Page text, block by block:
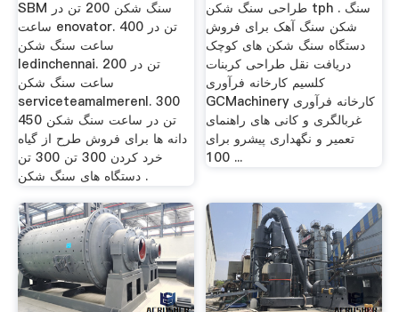
SBM سنگ شکن 200 تن در
ساعت enovator. 400 تن در
ساعت سنگ شکن
ledinchennai. 200 تن در
ساعت سنگ شکن
serviceteamalmerenl. 300
450 تن در ساعت سنگ شکن
دانه ها برای فروش طرح از گیاه
خرد کردن 300 تن 300 تن
دستگاه های سنگ شکن .
طراحی سنگ شکن tph . سنگ
شکن سنگ آهک برای فروش
دستگاه سنگ شکن های کوچک
دریافت نقل طراحی کربنات
کلسیم کارخانه فرآوری
GCMachinery کارخانه فرآوری
غربالگری و کانی های راهنمای
تعمیر و نگهداری پیشرو برای
100 ...